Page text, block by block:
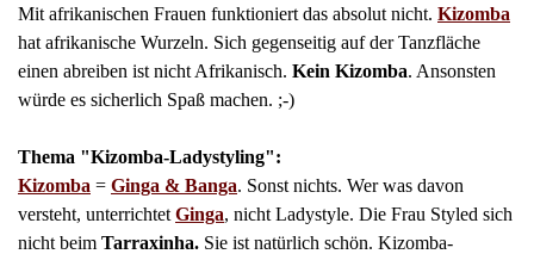
Mit afrikanischen Frauen funktioniert das absolut nicht. Kizomba
hat afrikanische Wurzeln. Sich gegenseitig auf der Tanzfläche
einen abreiben ist nicht Afrikanisch. Kein Kizomba. Ansonsten
würde es sicherlich Spaß machen. ;-)
Thema "Kizomba-Ladystyling":
Kizomba = Ginga & Banga. Sonst nichts. Wer was davon
versteht, unterrichtet Ginga, nicht Ladystyle. Die Frau Styled sich
nicht beim Tarraxinha. Sie ist natürlich schön. Kizomba-